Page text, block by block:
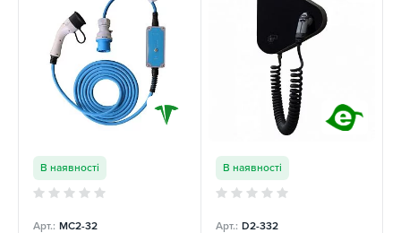
В наявності
Арт.: MC2-32
В наявності
Арт.: D2-332